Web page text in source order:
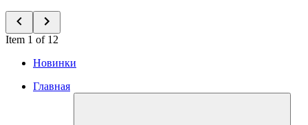
Item 1 of 12
Новинки
Главная